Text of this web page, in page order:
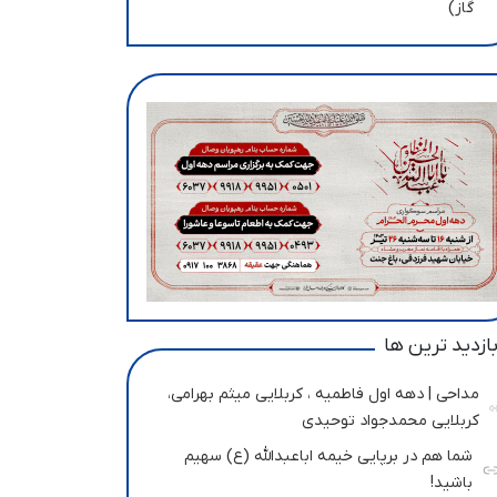
گاز)
ترین ها
مداحی | دهه اول فاطمیه ، کربلایی میثم بهرامی،
کربلایی محمدجواد توحیدی
شما هم در برپایی خیمه اباعبدالله (ع) سهیم
باشید!